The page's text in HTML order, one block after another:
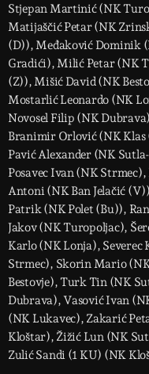
Stjepan Martinić (NK
Matijaščić Petar (NK
(D)), Međaković Dominik
Gradići), Milić Petar (NK
(Z)), Mišić David (NK
Mostarlić Leonardo (NK
Novosel Filip (NK
Branimir Orlović (NK Klas
Pavić Alexander (NK
Posavec Ivan (NK
Antoni (NK Ban Jelačić
Patrik (NK Polet (Bu)),
Jakov (NK Turopoljac),
Karlo (NK Lonja),
Strmec), Skorin Mario
Bestovje), Turk Tin (NK
Dubrava), Vasović Ivan
(NK Lukavec), Zakarić
Kloštar), Žižić Lun (NK
Zulić Sandi (1 KU) (NK